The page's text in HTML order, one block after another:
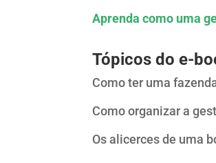
Aprenda como uma
Tópicos do e-
Como ter uma
Como organizar a
Os alicerces de uma